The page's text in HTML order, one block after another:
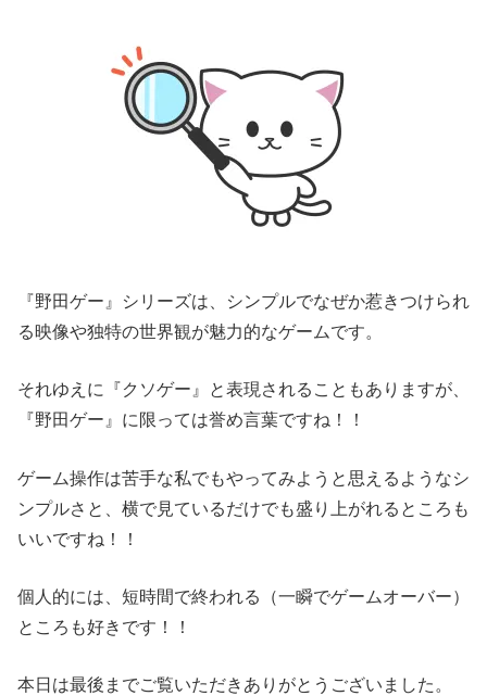
『野田ゲー』シリーズは、シンプルでなぜか惹きつけられ
る映像や独特の世界観が魅力的なゲームです。
それゆえに『クソゲー』と表現されることもありますが、
『野田ゲー』に限っては誉め言葉ですね！！
ゲーム操作は苦手な私でもやってみようと思えるようなシ
ンプルさと、横で見ているだけでも盛り上がれるところも
いいですね！！
個人的には、短時間で終われる（一瞬でゲームオーバー）
ところも好きです！！
本日は最後までご覧いただきありがとうございました。